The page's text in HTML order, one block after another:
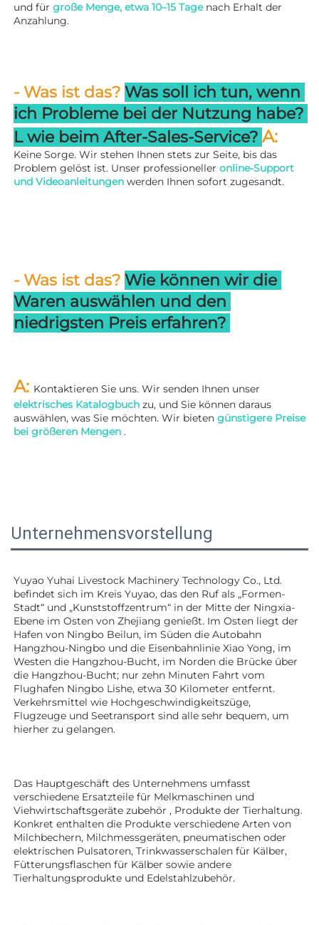
und für große Menge, etwa 10–15 Tage nach Erhalt der
Anzahlung.
- Was ist das? Was soll ich tun, wenn
L wie beim After-Sales-Service?
Keine Sorge. Wir stehen Ihnen stets zur Seite, bis das
Problem gelöst ist. Unser professioneller online-Support
und Videoanleitungen werden Ihnen sofort zugesandt.
- Was ist das? Wie können wir die
Waren auswählen und den
niedrigsten Preis erfahren?
A:
elektrisches Katalogbuch zu, und Sie können daraus
auswählen, was Sie möchten. Wir bieten günstigere Preise
bei größeren Mengen .
Unternehmensvorstellung
Yuyao Yuhai Livestock Machinery Technology Co., Ltd.
befindet sich im Kreis Yuyao, das den Ruf als „Formen-
Stadt“ und „Kunststoffzentrum“ in der Mitte der Ningxia-
Ebene im Osten von Zhejiang genießt. Im Osten liegt der
Hafen von Ningbo Beilun, im Süden die Autobahn
Hangzhou-Ningbo und die Eisenbahnlinie Xiao Yong, im
Westen die Hangzhou-Bucht, im Norden die Brücke über
die Hangzhou-Bucht; nur zehn Minuten Fahrt vom
Flughafen Ningbo Lishe, etwa 30 Kilometer entfernt.
Verkehrsmittel wie Hochgeschwindigkeitszüge,
Flugzeuge und Seetransport sind alle sehr bequem, um
hierher zu gelangen.
Das Hauptgeschäft des Unternehmens umfasst
verschiedene Ersatzteile für Melkmaschinen und
Viehwirtschaftsgeräte zubehör , Produkte der Tierhaltung.
Konkret enthalten die Produkte verschiedene Arten von
Milchbechern, Milchmessgeräten, pneumatischen oder
elektrischen Pulsatoren, Trinkwasserschalen für Kälber,
Fütterungsflaschen für Kälber sowie andere
Tierhaltungsprodukte und Edelstahlzubehör.